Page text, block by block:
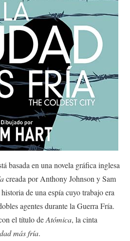
basada en una novela gráfica inglesa
creada por Anthony Johnson y Sam
de una espía cuyo trabajo era
agentes durante la Guerra Fría.
el título deAtómica, la cinta
más fría.